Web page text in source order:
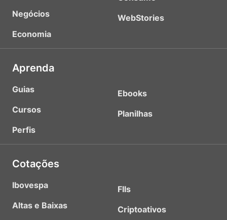
Negócios
Economia
WebStories
Aprenda
Guias
Cursos
Perfis
Ebooks
Planilhas
Cotações
Ibovespa
Altas e Baixas
FIIs
Criptoativos